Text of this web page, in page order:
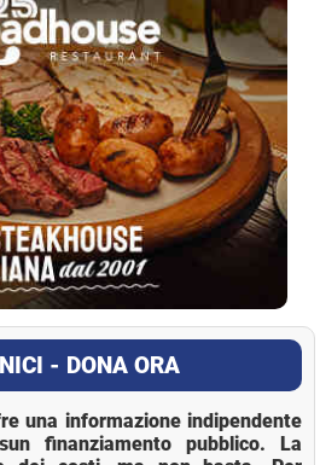
- DONA ORA
una informazione indipendente
finanziamento pubblico. La